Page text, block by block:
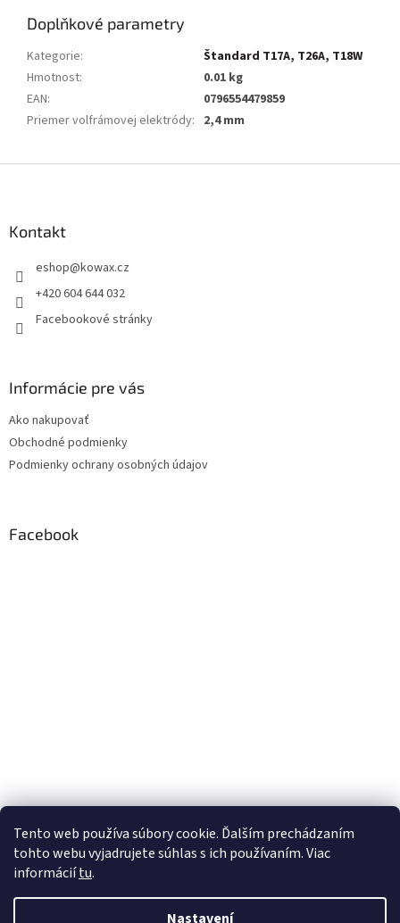
Tento web používa súbory cookie. Ďalším prechádzaním
tohto webu vyjadrujete súhlas s ich používaním. Viac
informáciítu.
Nastavení
Doplňkové parametry
Kategorie:
Štandard T17A, T26A, T18W
Hmotnost:
0.01 kg
EAN:
0796554479859
Priemer volfrámovej elektródy: 2,4 mm
Kontakt
eshop@kowax.cz
+420 604 644 032
Facebookové stránky
Informácie pre vás
Ako nakupovať
Obchodné podmienky
Podmienky ochrany osobných údajov
Facebook